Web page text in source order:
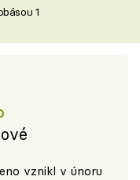
1
vznikl v únoru